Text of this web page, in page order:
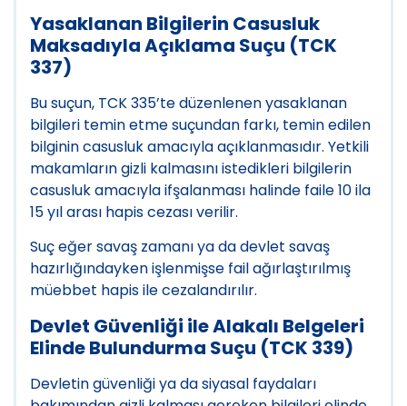
Yasaklanan Bilgilerin Casusluk
Maksadıyla Açıklama Suçu (TCK
337)
Bu suçun, TCK 335’te düzenlenen yasaklanan
bilgileri temin etme suçundan farkı, temin edilen
bilginin casusluk amacıyla açıklanmasıdır. Yetkili
makamların gizli kalmasını istedikleri bilgilerin
casusluk amacıyla ifşalanması halinde faile 10 ila
15 yıl arası hapis cezası verilir.
Suç eğer savaş zamanı ya da devlet savaş
hazırlığındayken işlenmişse fail ağırlaştırılmış
müebbet hapis ile cezalandırılır.
Devlet Güvenliği ile Alakalı Belgeleri
Elinde Bulundurma Suçu (TCK 339)
Devletin güvenliği ya da siyasal faydaları